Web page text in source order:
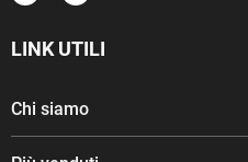
LINK UTILI
Chi siamo